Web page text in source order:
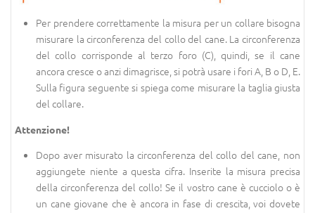
Per prendere correttamente la misura per un collare bisogna
misurare la circonferenza del collo del cane. La circonferenza
del collo corrisponde al terzo foro (C), quindi, se il cane
ancora cresce o anzi dimagrisce, si potrà usare i fori A, B o D, E.
Sulla figura seguente si spiega come misurare la taglia giusta
del collare.
Attenzione!
Dopo aver misurato la circonferenza del collo del cane, non
aggiungete niente a questa cifra. Inserite la misura precisa
della circonferenza del collo! Se il vostro cane è cucciolo o è
un cane giovane che è ancora in fase di crescita, voi dovete